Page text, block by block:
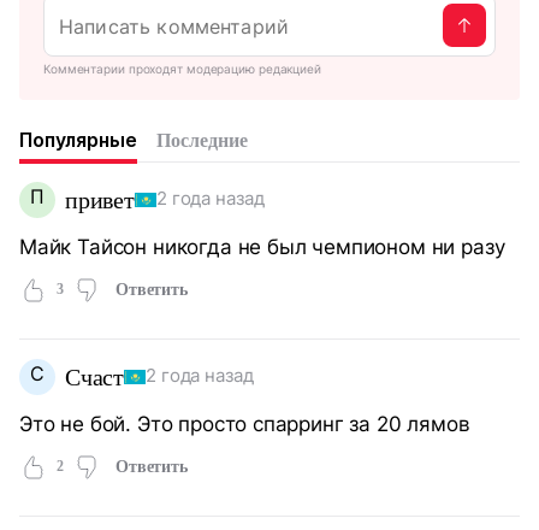
Комментарии проходят модерацию редакцией
Популярные Последние
П привет 2 года назад
Майк Тайсон никогда не был чемпионом ни разу
3 Ответить
С Счаст 2 года назад
Это не бой. Это просто спарринг за 20 лямов
2 Ответить